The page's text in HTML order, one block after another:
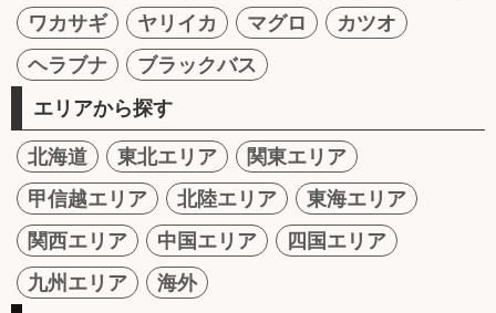
ワカサギ
ヤリイカ マグロ
カツオ
ヘラブナ
ブラックバス
エリアから探す
北海道 東北エリア
関東エリア
甲信越エリア
北陸エリア
東海エリア
関西エリア
中国エリア
四国エリア
九州エリア
海外